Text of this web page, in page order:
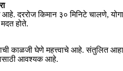
दररोज किमान ३० मिनिटे चालणे,
होते.
काळजी घेणे महत्त्वाचे आहे. संतुलित
आवश्यक आहे.